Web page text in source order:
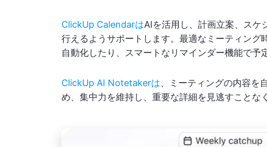
ClickUp CalendarはAIを活用し、計画立案、スケ
行えるようサポートします。最適なミーティング
自動化したり、スマートなリマインダー機能で予
ClickUp AI Notetakerは、ミーティングの内容を
め、集中力を維持し、重要な詳細を見逃すことな